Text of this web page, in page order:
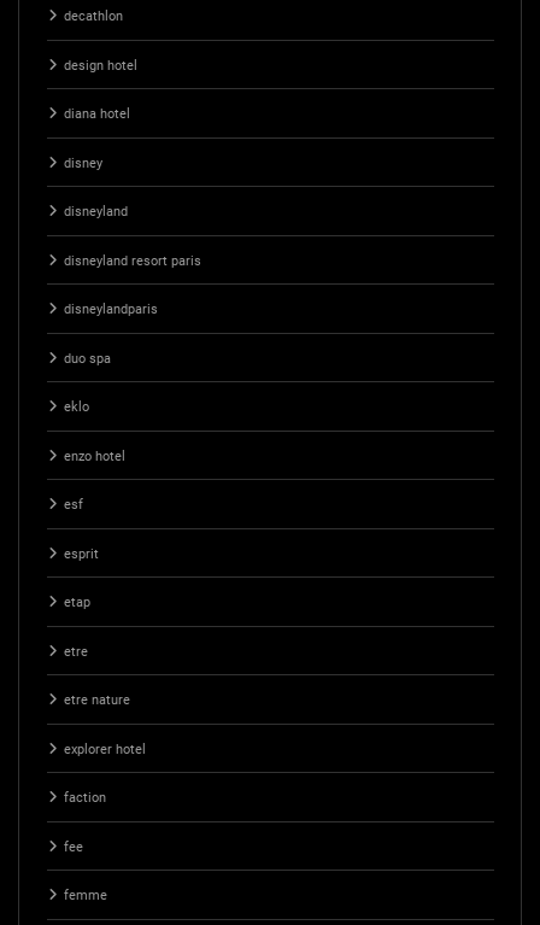
decathlon
design hotel
diana hotel
disney
disneyland
disneyland resort paris
disneylandparis
duo spa
eklo
enzo hotel
esf
esprit
etap
etre
etre nature
explorer hotel
faction
fee
femme